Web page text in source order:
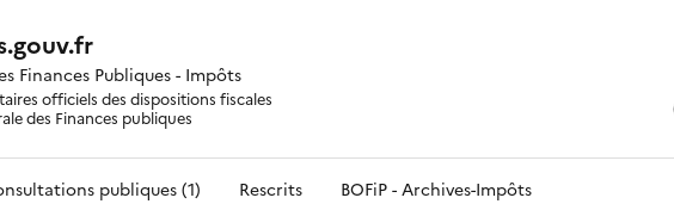
Finances Publiques - Impôts
officiels des dispositions fiscales
des Finances publiques
publiques (1) Rescrits BOFiP - Archives-Impôts